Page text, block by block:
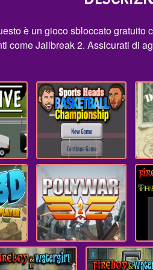
è un gioco sbloccato
come Jailbreak 2. Assicurati di